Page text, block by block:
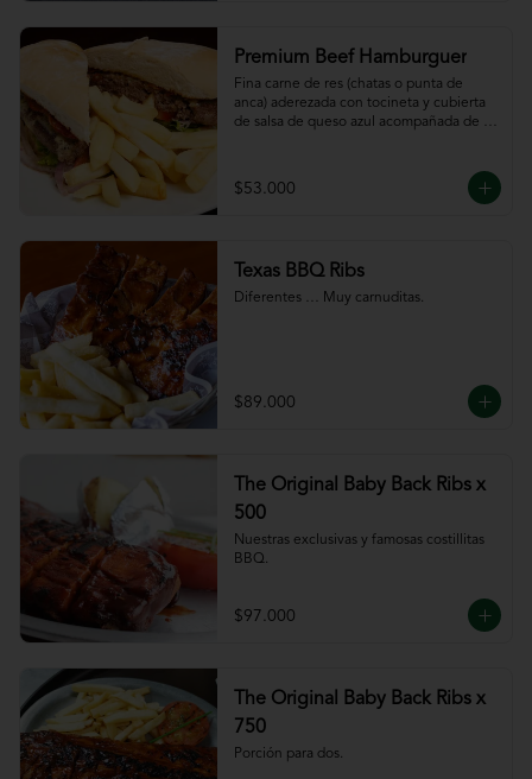
Premium Beef Hamburguer
Fina carne de res (chatas o punta de
anca) aderezada con tocineta y cubierta
de salsa de queso azul acompañada de
$53.000
Texas BBQ Ribs
Diferentes … Muy carnuditas.
$89.000
The Original Baby Back Ribs x
500
Nuestras exclusivas y famosas costillitas
BBQ.
$97.000
The Original Baby Back Ribs x
750
Porción para dos.